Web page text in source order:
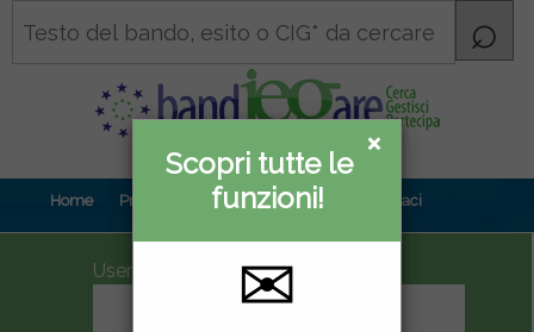
×
Informativa
privacy
×
Scopri tutte le
funzioni!
✉
Home Prova gratuita Contenuti Contattaci
UserID